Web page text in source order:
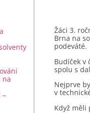
na
–
Žáci 3.
Brna na
podeváté.
Budíček v
spolu s
Nejprve
v
Když měli